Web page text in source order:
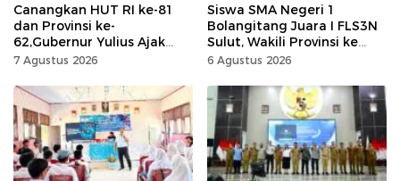
Canangkan HUT RI ke-81
dan Provinsi ke-
62,Gubernur Yulius Ajak
Seluruh Masyarakat
Kemerdekaan Momentum
Kerja Keras
7 Agustus 2026
Siswa SMA Negeri 1
Bolangitang Juara I FLS3N
Sulut, Wakili Provinsi ke
Tingkat Nasional
6 Agustus 2026